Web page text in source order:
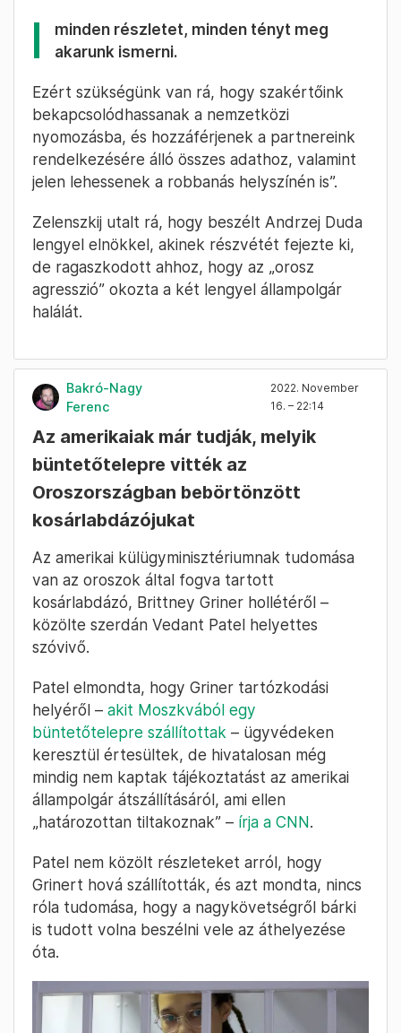
minden részletet, minden tényt meg
akarunk ismerni.
Ezért szükségünk van rá, hogy szakértőink
bekapcsolódhassanak a nemzetközi
nyomozásba, és hozzáférjenek a partnereink
rendelkezésére álló összes adathoz, valamint
jelen lehessenek a robbanás helyszínén is”.
Zelenszkij utalt rá, hogy beszélt Andrzej Duda
lengyel elnökkel, akinek részvétét fejezte ki,
de ragaszkodott ahhoz, hogy az „orosz
agresszió” okozta a két lengyel állampolgár
halálát.
Bakró-Nagy
Ferenc
2022. November
16. – 22:14
Az amerikaiak már tudják, melyik
büntetőtelepre vitték az
Oroszországban bebörtönzött
kosárlabdázójukat
Az amerikai külügyminisztériumnak tudomása
van az oroszok által fogva tartott
kosárlabdázó, Brittney Griner hollétéről –
közölte szerdán Vedant Patel helyettes
szóvivő.
Patel elmondta, hogy Griner tartózkodási
helyéről – akit Moszkvából egy
büntetőtelepre szállítottak – ügyvédeken
keresztül értesültek, de hivatalosan még
mindig nem kaptak tájékoztatást az amerikai
állampolgár átszállításáról, ami ellen
„határozottan tiltakoznak” – írja a CNN.
Patel nem közölt részleteket arról, hogy
Grinert hová szállították, és azt mondta, nincs
róla tudomása, hogy a nagykövetségről bárki
is tudott volna beszélni vele az áthelyezése
óta.